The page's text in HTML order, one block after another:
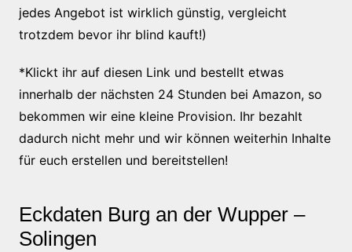
jedes Angebot ist wirklich günstig, vergleicht
trotzdem bevor ihr blind kauft!)
*Klickt ihr auf diesen Link und bestellt etwas
innerhalb der nächsten 24 Stunden bei Amazon, so
bekommen wir eine kleine Provision. Ihr bezahlt
dadurch nicht mehr und wir können weiterhin Inhalte
für euch erstellen und bereitstellen!
Eckdaten Burg an der Wupper –
Solingen